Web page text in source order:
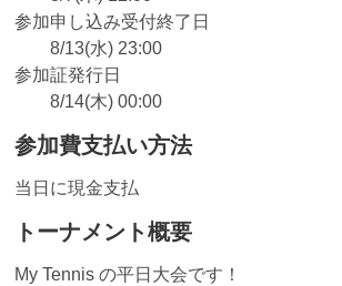
参加申し込み受付終了日
8/13(水) 23:00
参加証発行日
8/14(木) 00:00
参加費支払い方法
当日に現金支払
トーナメント概要
My Tennis の平日大会です！